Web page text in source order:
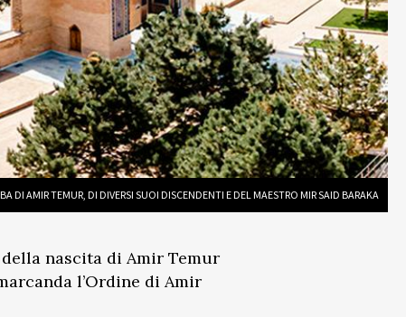
DI AMIR TEMUR, DI DIVERSI SUOI DISCENDENTI E DEL MAESTRO MIR SAID BARAKA
nascita di Amir Temur
l’Ordine di Amir